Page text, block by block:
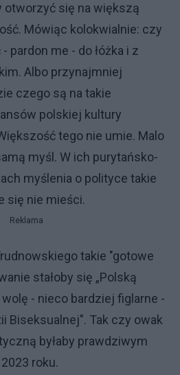
się na większą
Mówiąc kolokwialnie: czy
pardon me - do łóżka i z
Albo przynajmniej
czego są na takie
polskiej kultury
tego nie umie. Malo
myśl. W ich purytańsko-
myślenia o polityce takie
się nie mieści.
Reklama
takie "gotowe
stałoby się „Polską
- nieco bardziej figlarne -
Biseksualnej". Tak czy owak
byłaby prawdziwym
roku.